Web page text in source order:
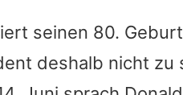
Alle Themen auf
seinen 80.
deshalb nicht zu